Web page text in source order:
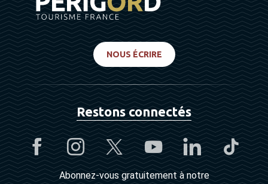
NOUS ÉCRIRE
Restons connectés
Abonnez-vous gratuitement à notre